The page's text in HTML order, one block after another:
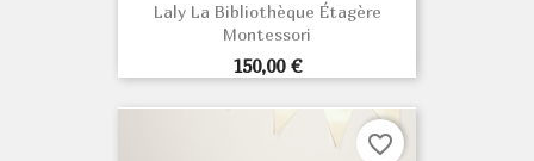
Laly La Bibliothèque Étagère
Montessori
Prix
150,00 €
favorite_border